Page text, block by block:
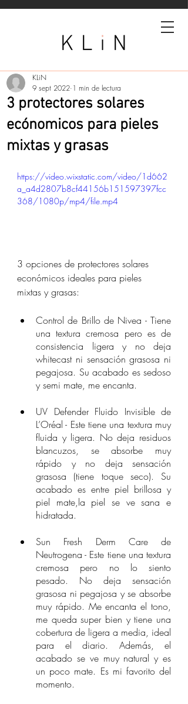
3 protectores solares
ecónomicos para pieles
mixtas y grasas
KLiN
9 sept 2022 1 min de lectura
https://video.wixstatic.com/video/1d662
a_a4d2807b8cf44156b151597397fcc
368/1080p/mp4/file.mp4
3 opciones de protectores solares
económicos ideales para pieles
mixtas y grasas:
Control de Brillo de Nivea - Tiene
una textura cremosa pero es de
consistencia ligera y no deja
whitecast ni sensación grasosa ni
pegajosa. Su acabado es sedoso
y semi mate, me encanta.
UV Defender Fluido Invisible de
L’Oréal - Este tiene una textura muy
fluida y ligera. No deja residuos
blancuzos, se absorbe muy
rápido y no deja sensación
grasosa (tiene toque seco). Su
acabado es entre piel brillosa y
piel mate,la piel se ve sana e
hidratada.
Sun Fresh Derm Care de
Neutrogena - Este tiene una textura
cremosa pero no lo siento
pesado. No deja sensación
grasosa ni pegajosa y se absorbe
muy rápido. Me encanta el tono,
me queda super bien y tiene una
cobertura de ligera a media, ideal
para el diario. Además, el
acabado se ve muy natural y es
un poco mate. Es mi favorito del
momento.